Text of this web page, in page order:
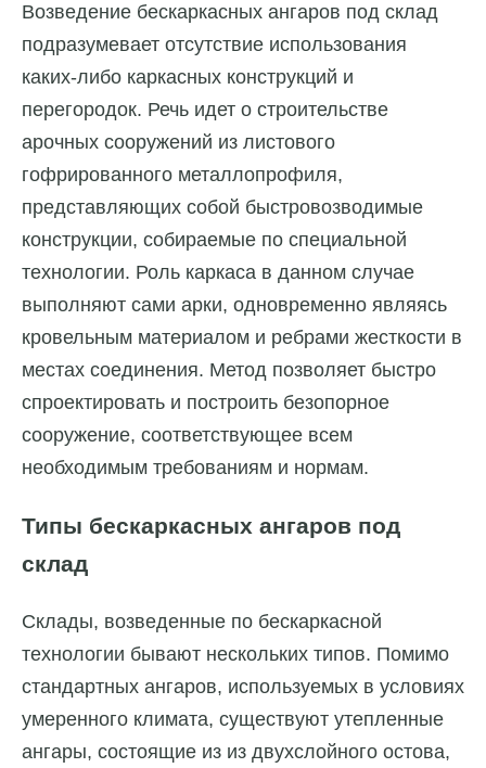
Возведение бескаркасных ангаров под склад
подразумевает отсутствие использования
каких-либо каркасных конструкций и
перегородок. Речь идет о строительстве
арочных сооружений из листового
гофрированного металлопрофиля,
представляющих собой быстровозводимые
конструкции, собираемые по специальной
технологии. Роль каркаса в данном случае
выполняют сами арки, одновременно являясь
кровельным материалом и ребрами жесткости в
местах соединения. Метод позволяет быстро
спроектировать и построить безопорное
сооружение, соответствующее всем
необходимым требованиям и нормам.
Типы бескаркасных ангаров под
склад
Склады, возведенные по бескаркасной
технологии бывают нескольких типов. Помимо
стандартных ангаров, используемых в условиях
умеренного климата, существуют утепленные
ангары, состоящие из из двухслойного остова,